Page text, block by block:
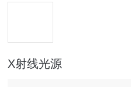
X射线光源